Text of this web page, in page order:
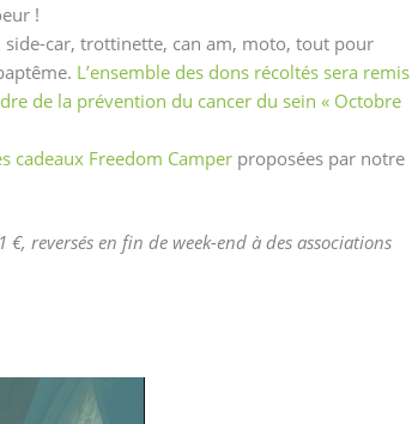
!
car, trottinette, can am, moto, tout pour
L’ensemble des dons récoltés sera remis
de la prévention du cancer du sein « Octobre
cadeaux Freedom Camper proposées par notre
reversés en fin de week-end à des associations